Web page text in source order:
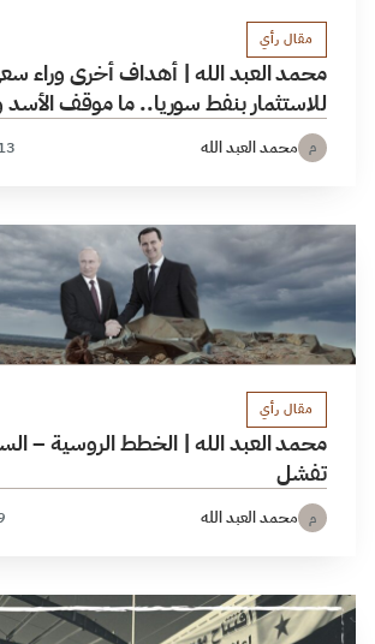
مقال رأي
محمد العبد الله | أهداف أخرى وراء
للاستثمار بنفط سوريا.. ما موقف الأسد
م محمد العبد الله 13 يناير
مقال رأي
محمد العبد الله | الخطط الروسية –
تفشل
م محمد العبد الله 9